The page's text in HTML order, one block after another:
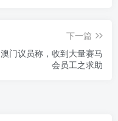
下一篇
澳门议员称，收到大量赛马
会员工之求助